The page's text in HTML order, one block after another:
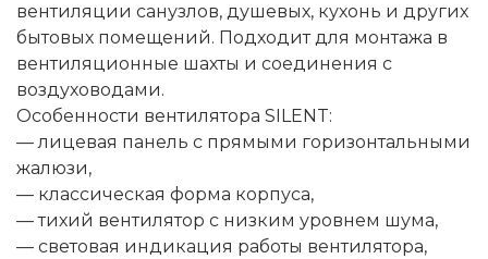
вентиляции санузлов, душевых, кухонь и других
бытовых помещений. Подходит для монтажа в
вентиляционные шахты и соединения с
воздуховодами.
Особенности вентилятора SILENT:
— лицевая панель с прямыми горизонтальными
жалюзи,
— классическая форма корпуса,
— тихий вентилятор с низким уровнем шума,
— световая индикация работы вентилятора,